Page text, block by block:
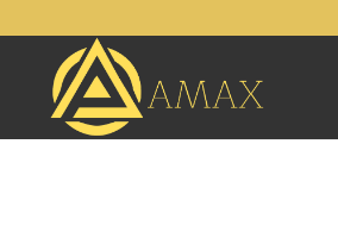
đến